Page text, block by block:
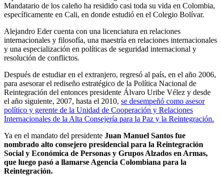
Mandatario de los caleño ha residido casi toda su vida en Colombia,
específicamente en Cali, en donde estudió en el Colegio Bolívar.
Alejandro Eder cuenta con una licenciatura en relaciones
internacionales y filosofía, una maestría en relaciones internacionales
y una especialización en políticas de seguridad internacional y
resolución de conflictos.
Después de estudiar en el extranjero, regresó al país, en el año 2006,
para asesorar el rediseño estratégico de la Política Nacional de
Reintegración del entonces presidente Álvaro Uribe Vélez y desde
el año siguiente, 2007, hasta el 2010, se desempeñó como asesor
político y gerente de la Unidad de Cooperación y Relaciones
Internacionales de la Alta Consejería para la Paz y la Reintegración.
Ya en el mandato del presidente Juan Manuel Santos fue
nombrado alto consejero presidencial para la Reintegración
Social y Económica de Personas y Grupos Alzados en Armas,
que luego pasó a llamarse Agencia Colombiana para la
Reintegración.